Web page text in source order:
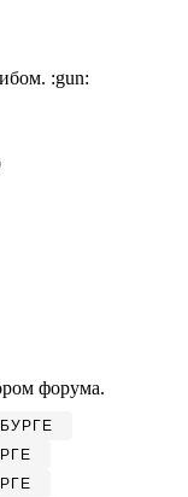
:gun:
форума.